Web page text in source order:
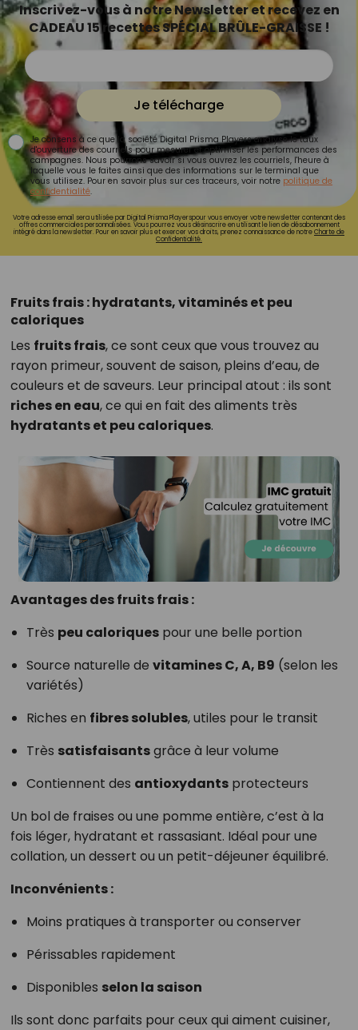
Inscrivez-vous à notre Newsletter et recevez en
CADEAU 15 recettes SPÉCIAL BRÛLE-GRAISSE !
Je télécharge
Je consens à ce que la société Digital Prisma Players analyse le taux
d'ouverture des courriels pour mesurer et optimiser les performances des
campagnes. Nous pourrons savoir si vous ouvrez les courriels, l'heure à
laquelle vous le faites ainsi que des informations sur le terminal que
vous utilisez. Pour en savoir plus sur ces traceurs, voir notre politique de
confidentialité.
Votre adresse email sera utilisée par Digital Prisma Playerspour vous envoyer votre newsletter contenant des
offres commerciales personnalisées. Vous pourrez vous désinscrire en utilisant le lien de désabonnement
intégré dans la newsletter. Pour en savoir plus et exercer vos droits, prenez connaissance de notreCharte de
Confidentialité.
Fruits frais : hydratants, vitaminés et peu
caloriques
Les fruits frais, ce sont ceux que vous trouvez au
rayon primeur, souvent de saison, pleins d’eau, de
couleurs et de saveurs. Leur principal atout : ils sont
riches en eau, ce qui en fait des aliments très
hydratants et peu caloriques.
Avantages des fruits frais :
Très peu caloriquespour une belle portion
Source naturelle de vitamines C, A, B9 (selon les
variétés)
Riches en fibres solubles, utiles pour le transit
Très satisfaisantsgrâce à leur volume
Contiennent des antioxydantsprotecteurs
Un bol de fraises ou une pomme entière, c’est à la
fois léger, hydratant et rassasiant. Idéal pour une
collation, un dessert ou un petit-déjeuner équilibré.
Inconvénients :
Moins pratiques à transporter ou conserver
Périssables rapidement
Disponibles selon la saison
Ils sont donc parfaits pour ceux qui aiment cuisiner,